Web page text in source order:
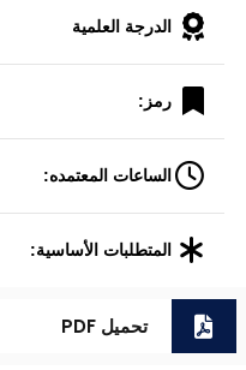
الدرجة العلمية
رمز:
الساعات المعتمده:
المتطلبات الأساسية:
تحميل PDF